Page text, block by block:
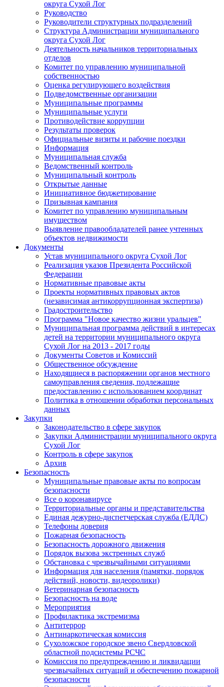
округа Сухой Лог
Руководство
Руководители структурных подразделений
Структура Администрации муниципального
округа Сухой Лог
Деятельность начальников территориальных
отделов
Комитет по управлению муниципальной
собственностью
Оценка регулирующего воздействия
Подведомственные организации
Муниципальные программы
Муниципальные услуги
Противодействие коррупции
Результаты проверок
Официальные визиты и рабочие поездки
Информация
Муниципальная служба
Ведомственный контроль
Муниципальный контроль
Открытые данные
Инициативное бюджетирование
Призывная кампания
Комитет по управлению муниципальным
имуществом
Выявление правообладателей ранее учтенных
объектов недвижимости
Документы
Устав муниципального округа Сухой Лог
Реализация указов Президента Российской
Федерации
Нормативные правовые акты
Проекты нормативных правовых актов
(независимая антикоррупционная экспертиза)
Градостроительство
Программа "Новое качество жизни уральцев"
Муниципальная программа действий в интересах
детей на территории муниципального округа
Сухой Лог на 2013 - 2017 годы
Документы Советов и Комиссий
Общественное обсуждение
Находящиеся в распоряжении органов местного
самоуправления сведения, подлежащие
предоставлению с использованием координат
Политика в отношении обработки персональных
данных
Закупки
Законодательство в сфере закупок
Закупки Администрации муниципального округа
Сухой Лог
Контроль в сфере закупок
Архив
Безопасность
Муниципальные правовые акты по вопросам
безопасности
Все о коронавирусе
Территориальные органы и представительства
Единая дежурно-диспетчерская служба (ЕДДС)
Телефоны доверия
Пожарная безопасность
Безопасность дорожного движения
Порядок вызова экстренных служб
Обстановка с чрезвычайными ситуациями
Информация для населения (памятки, порядок
действий, новости, видеоролики)
Ветеринарная безопасность
Безопасность на воде
Мероприятия
Профилактика экстремизма
Антитеррор
Антинаркотическая комиссия
Сухоложское городское звено Свердловской
областной подсистемы РСЧС
Комиссия по предупреждению и ликвидации
чрезвычайных ситуаций и обеспечению пожарной
безопасности